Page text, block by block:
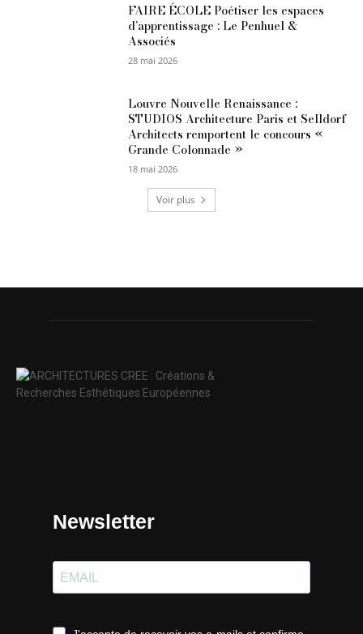
FAIRE ÉCOLE Poétiser les espaces
d’apprentissage : Le Penhuel &
Associés
28 mai 2026
Louvre Nouvelle Renaissance :
STUDIOS Architecture Paris et Selldorf
Architects remportent le concours «
Grande Colonnade »
18 mai 2026
Voir plus